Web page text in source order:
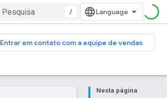
/
Entrar em contato com a equipe de vendas
Nesta página